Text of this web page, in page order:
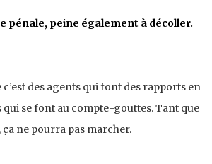
peine également à décoller.
des agents qui font des rapports en
qui se font au compte-gouttes. Tant que
ne pourra pas marcher.